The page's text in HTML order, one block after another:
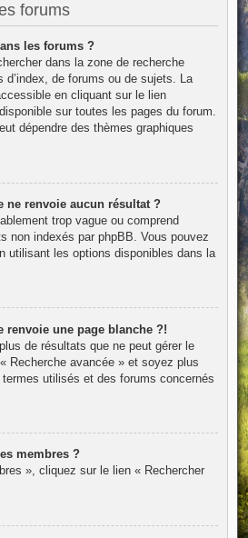
forums
les forums ?
dans la zone de recherche
d’index, de forums ou de sujets. La
en cliquant sur le lien
sur toutes les pages du forum.
dépendre des thèmes graphiques
ne renvoie aucun résultat ?
trop vague ou comprend
non indexés par phpBB. Vous pouvez
utilisant les options disponibles dans la
renvoie une page blanche ?!
de résultats que ne peut gérer le
Recherche avancée » et soyez plus
utilisés et des forums concernés
membres ?
», cliquez sur le lien « Rechercher